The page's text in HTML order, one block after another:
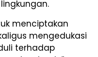
menciptakan
mengedukasi
terhadap